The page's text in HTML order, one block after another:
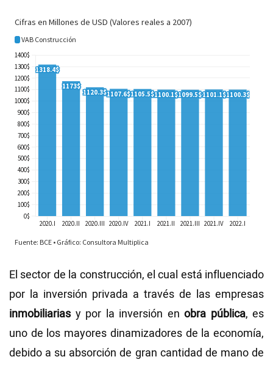
El sector de la construcción, el cual está influenciado
por la inversión privada a través de las empresas
inmobiliarias y por la inversión en obra pública, es
uno de los mayores dinamizadores de la economía,
debido a su absorción de gran cantidad de mano de